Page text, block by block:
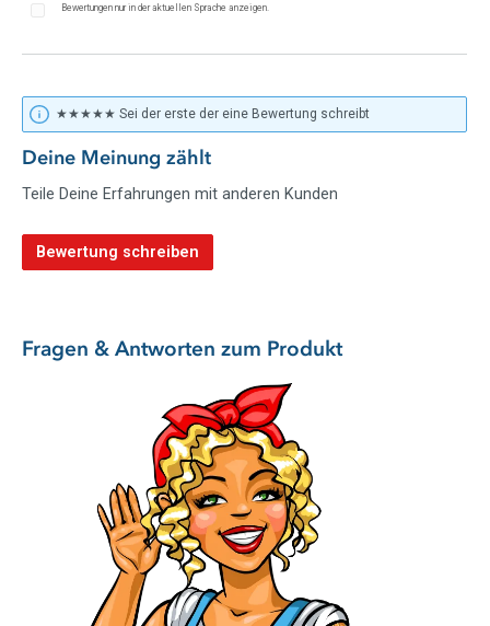
Einfache Anwendung: Die Wärmflasche kann mit
Grad gefüllt werden und wärmt, kann Schmerzen lindern,
Doppelte Funktion : Bei Bedarf kann die Wärmflasche
auch mit kaltem Wasser gefüllt werden, um eine kühlende
Funktion zu haben und bei Fieber zu helfen.
Kuschelig warm: SOXO Wärmflasche für den
perfekten Winterschlaf!
Du frierst? Dann haben wir die Lösung für dich! Die SOXO
Familie auf dem Sofa liegst - diese kuschelige Wärmflasche
Aber das ist noch nicht alles: Die SOXO Wärmflasche ist nicht
nur praktisch, sondern auch ein echter Hingucker. Mit ihrem
außergewöhnlichen Design ist für jeden etwas dabei. Ob
niedliches Einhorn, cooles Muster oder plüschiger Vierbeiner -
hier findet jeder sein Lieblingsmotiv.
Keine Heizung? Kein Problem! SOXO
Wärmflasche bringt Wärme und Gemütlichkeit
Und das Beste daran? Du kannst die Wärmflasche ganz nach
deinen Bedürfnissen nutzen. Einfach mit heißem Wasser füllen
Bewertungen nur in der aktuellen Sprache anzeigen.
★★★★★ Sei der erste der eine Bewertung schreibt
Deine Meinung zählt
Teile Deine Erfahrungen mit anderen Kunden
Bewertung schreiben
Fragen & Antworten zum Produkt